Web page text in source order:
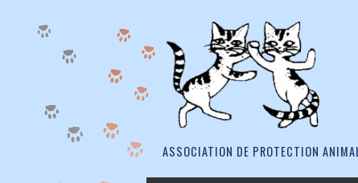
ASSOCIATION DE PROTECTION